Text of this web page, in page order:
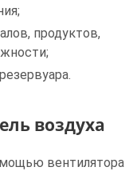
продуктов,
воздуха
вентилятора